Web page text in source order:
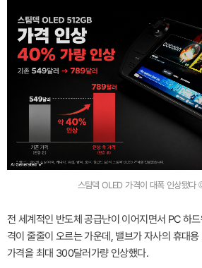
스팀덱 OLED 가격이 대폭 인상됐
전 세계적인 반도체 공급난이 이어지면서 PC 하
격이 줄줄이 오르는 가운데, 밸브가 자사의 휴대
가격을 최대 300달러가량 인상했다.